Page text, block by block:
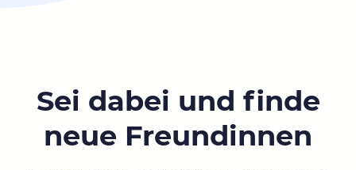
Sei dabei und finde
neue Freundinnen